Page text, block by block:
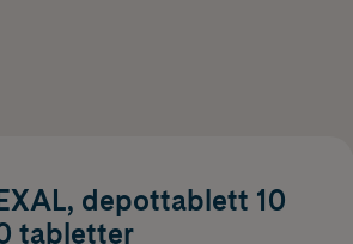
depottablett 10
tabletter